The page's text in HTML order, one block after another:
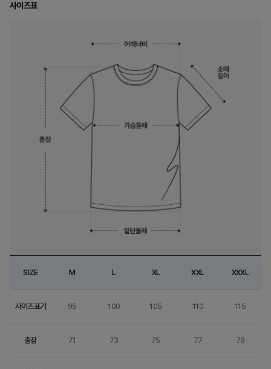
사이즈표
SIZE M L XL XXL XXXL
사이즈표기 95 100 105 110 115
총장 71 73 75 77 79